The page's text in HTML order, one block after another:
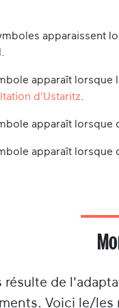
apparaissent
apparaît lorsque
d'Ustaritz
apparaît lorsque
apparaît lorsque
résulte de
Voici le/les